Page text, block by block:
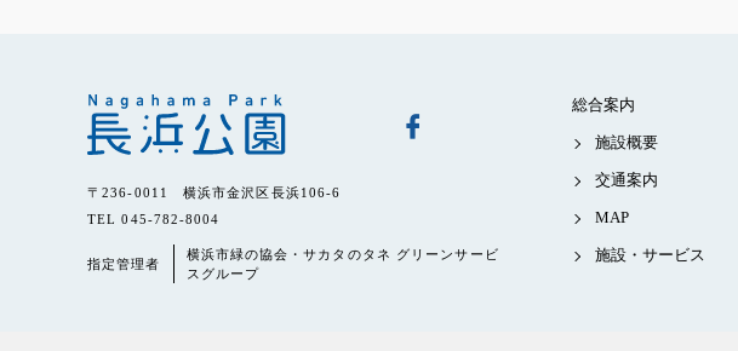
〒236-0011 横浜市金沢区長浜106-6
TEL 045-782-8004
指定管理者
横浜市緑の協会・サカタのタネ グリーンサービ
スグループ
総合案内
施設概要
交通案内
MAP
施設・サービス